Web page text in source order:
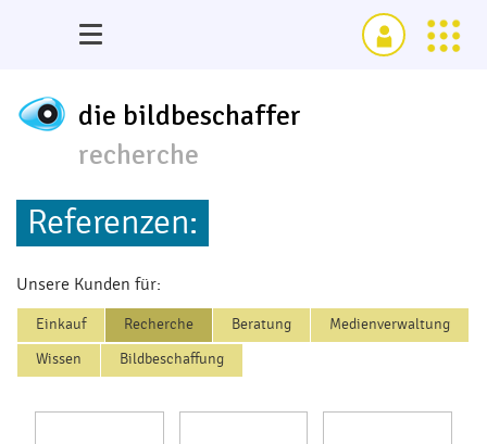
die bildbeschaffer
recherche
Referenzen:
Unsere Kunden für:
Einkauf Recherche Beratung
Medienverwaltung
Wissen
Bildbeschaffung